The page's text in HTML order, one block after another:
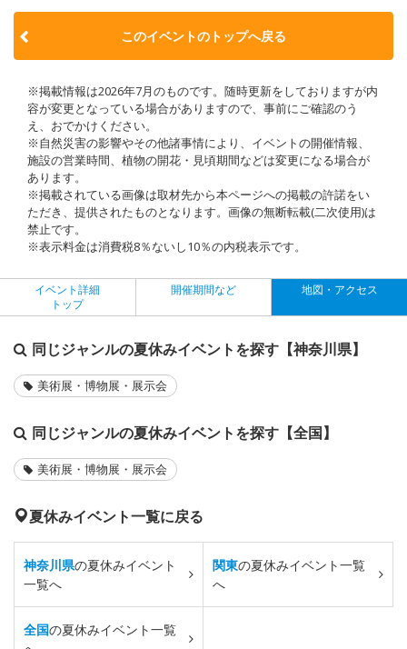
このイベントのトップへ戻る
※掲載情報は2026年7月のものです。随時更新をしておりますが内
容が変更となっている場合がありますので、事前にご確認のう
え、おでかけください。
※自然災害の影響やその他諸事情により、イベントの開催情報、
施設の営業時間、植物の開花・見頃期間などは変更になる場合が
あります。
※掲載されている画像は取材先から本ページへの掲載の許諾をい
ただき、提供されたものとなります。画像の無断転載(二次使用)は
禁止です。
※表示料金は消費税8％ないし10％の内税表示です。
イベント詳細
トップ
開催期間など 地図・アクセス
同じジャンルの夏休みイベントを探す【神奈川県】
美術展・博物展・展示会
同じジャンルの夏休みイベントを探す【全国】
美術展・博物展・展示会
夏休みイベント一覧に戻る
神奈川県の夏休みイベント
一覧へ
関東の夏休みイベント一覧
へ
全国の夏休みイベント一覧